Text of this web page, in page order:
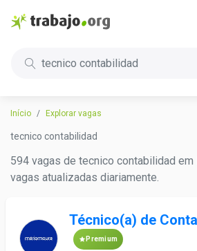
tecnico contabilidad
Início Explorar vagas
tecnico contabilidad
594 vagas de tecnico contabilidad em
vagas atualizadas diariamente.
Técnico(a) de
Premium